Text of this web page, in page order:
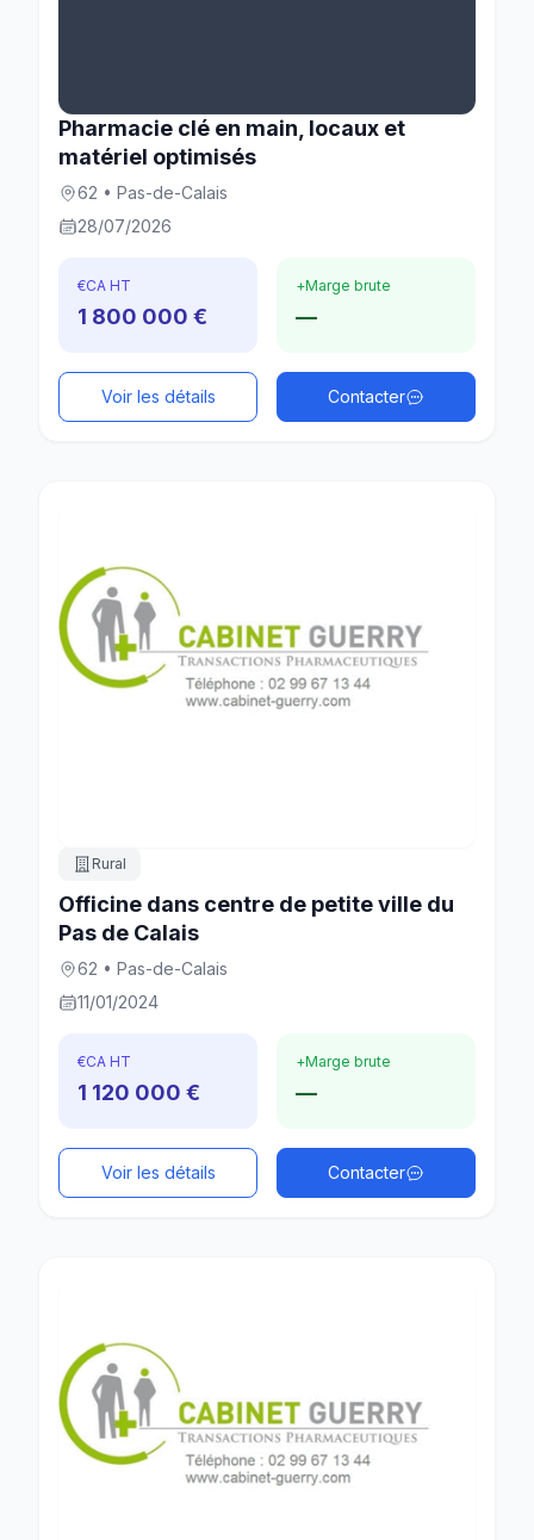
Pharmacie clé en main, locaux et
matériel optimisés
62 • Pas-de-Calais
28/07/2026
€CA HT
1 800 000 €
+Marge brute
—
Voir les détails Contacter
Rural
Officine dans centre de petite ville du
Pas de Calais
62 • Pas-de-Calais
11/01/2024
€CA HT
1 120 000 €
+Marge brute
—
Voir les détails Contacter